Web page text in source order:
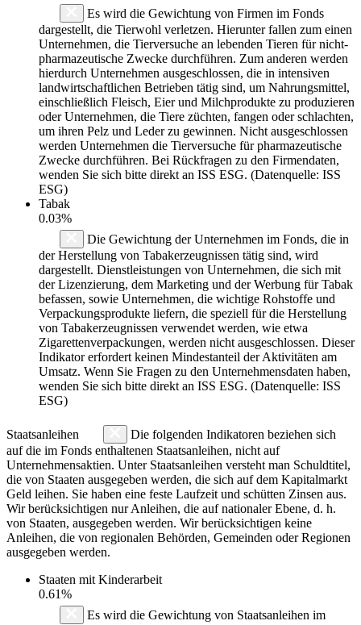
Es wird die Gewichtung von Firmen im Fonds
dargestellt, die Tierwohl verletzen. Hierunter fallen zum einen
Unternehmen, die Tierversuche an lebenden Tieren für nicht-
pharmazeutische Zwecke durchführen. Zum anderen werden
hierdurch Unternehmen ausgeschlossen, die in intensiven
landwirtschaftlichen Betrieben tätig sind, um Nahrungsmittel,
einschließlich Fleisch, Eier und Milchprodukte zu produzieren
oder Unternehmen, die Tiere züchten, fangen oder schlachten,
um ihren Pelz und Leder zu gewinnen. Nicht ausgeschlossen
werden Unternehmen die Tierversuche für pharmazeutische
Zwecke durchführen. Bei Rückfragen zu den Firmendaten,
wenden Sie sich bitte direkt an ISS ESG. (Datenquelle: ISS
ESG)
Tabak
0.03%
Die Gewichtung der Unternehmen im Fonds, die in
der Herstellung von Tabakerzeugnissen tätig sind, wird
dargestellt. Dienstleistungen von Unternehmen, die sich mit
der Lizenzierung, dem Marketing und der Werbung für Tabak
befassen, sowie Unternehmen, die wichtige Rohstoffe und
Verpackungsprodukte liefern, die speziell für die Herstellung
von Tabakerzeugnissen verwendet werden, wie etwa
Zigarettenverpackungen, werden nicht ausgeschlossen. Dieser
Indikator erfordert keinen Mindestanteil der Aktivitäten am
Umsatz. Wenn Sie Fragen zu den Unternehmensdaten haben,
wenden Sie sich bitte direkt an ISS ESG. (Datenquelle: ISS
ESG)
Staatsanleihen
Die folgenden Indikatoren beziehen sich
auf die im Fonds enthaltenen Staatsanleihen, nicht auf
Unternehmensaktien. Unter Staatsanleihen versteht man Schuldtitel,
die von Staaten ausgegeben werden, die sich auf dem Kapitalmarkt
Geld leihen. Sie haben eine feste Laufzeit und schütten Zinsen aus.
Wir berücksichtigen nur Anleihen, die auf nationaler Ebene, d. h.
von Staaten, ausgegeben werden. Wir berücksichtigen keine
Anleihen, die von regionalen Behörden, Gemeinden oder Regionen
ausgegeben werden.
Staaten mit Kinderarbeit
0.61%
Es wird die Gewichtung von Staatsanleihen im